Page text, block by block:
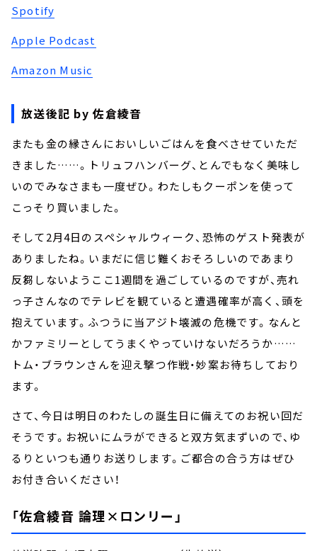
Spotify
Apple Podcast
Amazon Music
放送後記 by 佐倉綾音
またも金の縁さんにおいしいごはんを食べさせていただ
きました……。トリュフハンバーグ、とんでもなく美味し
いのでみなさまも一度ぜひ。わたしもクーポンを使って
こっそり買いました。
そして2月4日のスペシャルウィーク、恐怖のゲスト発表が
ありましたね。いまだに信じ難くおそろしいのであまり
反芻しないようここ1週間を過ごしているのですが、売れ
っ子さんなのでテレビを観ていると遭遇確率が高く、頭を
抱えています。ふつうに当アジト壊滅の危機です。なんと
かファミリーとしてうまくやっていけないだろうか……
トム・ブラウンさんを迎え撃つ作戦・妙案お待ちしており
ます。
さて、今日は明日のわたしの誕生日に備えてのお祝い回だ
そうです。お祝いにムラができると双方気まずいので、ゆ
るりといつも通りお送りします。ご都合の合う方はぜひ
お付き合いください！
「佐倉綾音 論理×ロンリー」